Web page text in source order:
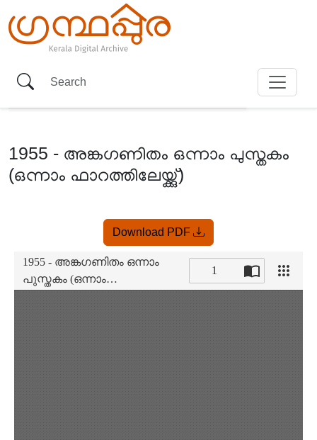
1955 - അങ്കഗണിതം ഒന്നാം പുസ്തകം
(ഒന്നാം ഫാറത്തിലേയ്ക്കു്)
Download PDF